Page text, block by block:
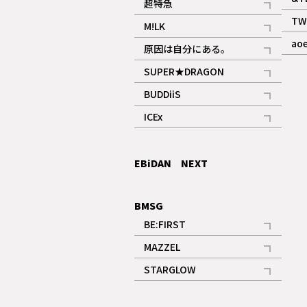
超特急
記事
ギャラリー
M!LK
記事
原因は自分にある。
記事
SUPER★DRAGON
記事
BUDDiiS
記事
ICEx
記事
EBiDAN NEXT
BMSG
BE:FIRST
記事
ギャラリー
MAZZEL
記事
ギャラリー
STARGLOW
記事